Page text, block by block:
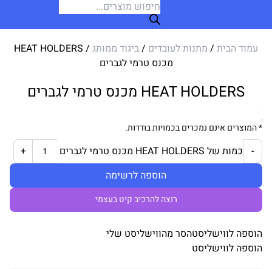
עמוד הבית / מתנות לעובדים /ביגוד ממותג
/ HEAT HOLDERS
מכנס טרמי לגברים
HEAT HOLDERS מכנס טרמי לגברים
* המוצרים אינם נמכרים בכמויות בודדות.
- כמות של HEAT HOLDERS מכנס טרמי לגברים
+
הוספה לרשימה
רוצה להרכיב קיט בעצמי
הוספה לווישליסטהסר מהווישליסט שלי
הוספה לווישליסט